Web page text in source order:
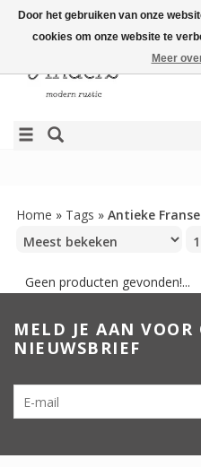
Home » Tags » Antieke
Geen producten gevonden!...
MELD JE AAN VOOR
NIEUWSBRIEF
Door het gebruiken van onze
cookies om onze website te
Meer